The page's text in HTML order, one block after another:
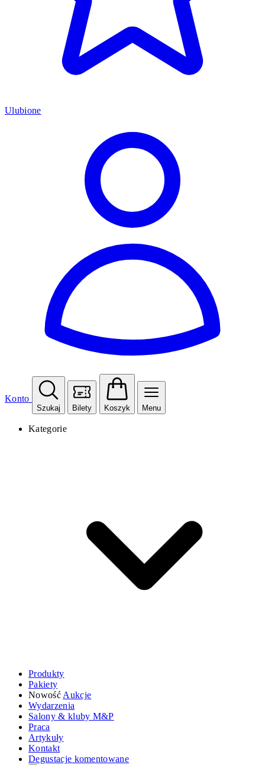
Ulubione
Konto
Szukaj Bilety Koszyk Menu
Kategorie
Produkty
Pakiety
Nowość Aukcje
Wydarzenia
Salony & kluby M&P
Praca
Artykuły
Kontakt
Degustacje komentowane